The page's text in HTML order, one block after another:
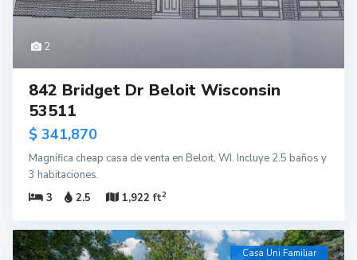
2
842 Bridget Dr Beloit Wisconsin
53511
$ 341,870
Magnífica cheap casa de venta en Beloit, WI. Incluye 2.5 baños y
3 habitaciones.
3
2.5 1,922 ft2
Casa Uni Familiar